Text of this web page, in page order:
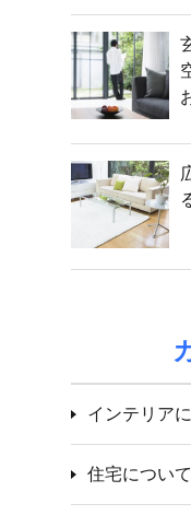
インテリア
住宅について